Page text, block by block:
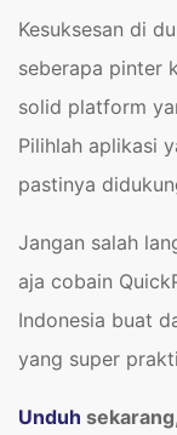
Kesuksesan di
seberapa pinter
solid platform
Pilihlah aplikasi
pastinya
Jangan salah
aja cobain
Indonesia buat
yang super
Unduh